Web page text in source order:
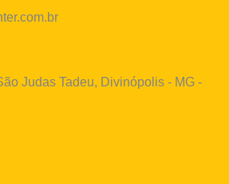
Judas Tadeu, Divinópolis - MG -